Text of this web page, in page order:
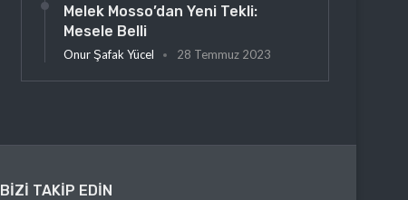
Melek Mosso’dan Yeni Tekli:
Mesele Belli
Onur Şafak Yücel 28 Temmuz 2023
BIZI TAKIP EDIN